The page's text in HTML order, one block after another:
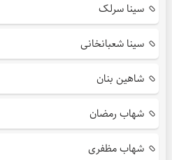
سینا سرلک
سینا شعبانخانی
شاهین بنان
شهاب رمضان
شهاب مظفری